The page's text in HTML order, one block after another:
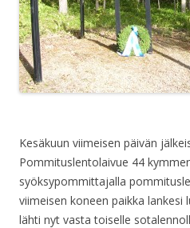
Kesäkuun viimeisen päivän
Pommituslentolaivue 44
syöksypommittajalla
viimeisen koneen paikka
lähti nyt vasta toiselle